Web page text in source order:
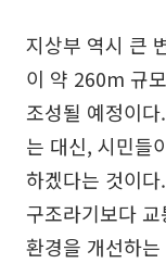
지상부 역시 큰
이 약 260m 규
조성될 예정이
는 대신, 시민들
하겠다는 것이
구조라기보다
환경을 개선하